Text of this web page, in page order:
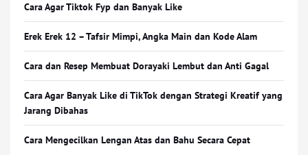
Cara Agar Tiktok Fyp dan Banyak Like
Erek Erek 12 – Tafsir Mimpi, Angka Main dan Kode Alam
Cara dan Resep Membuat Dorayaki Lembut dan Anti Gagal
Cara Agar Banyak Like di TikTok dengan Strategi Kreatif yang
Jarang Dibahas
Cara Mengecilkan Lengan Atas dan Bahu Secara Cepat